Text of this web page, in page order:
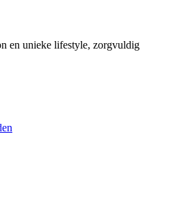
en unieke lifestyle, zorgvuldig